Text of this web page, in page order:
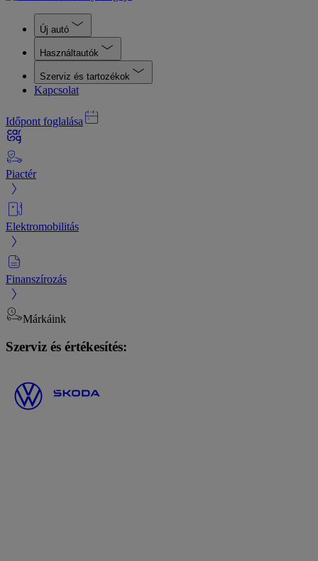
Új autó
Használtautók
Szerviz és tartozékok
Kapcsolat
Időpont foglalása
Piactér
Elektromobilitás
Finanszírozás
Márkáink
Szerviz és értékesítés: